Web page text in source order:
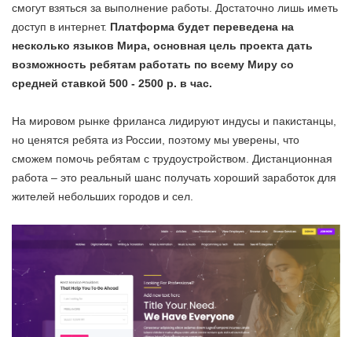
смогут взяться за выполнение работы. Достаточно лишь иметь
доступ в интернет. Платформа будет переведена на
несколько языков Мира, основная цель проекта дать
возможность ребятам работать по всему Миру со
средней ставкой 500 - 2500 р. в час.
На мировом рынке фриланса лидируют индусы и пакистанцы,
но ценятся ребята из России, поэтому мы уверены, что
сможем помочь ребятам с трудоустройством. Дистанционная
работа – это реальный шанс получать хороший заработок для
жителей небольших городов и сел.